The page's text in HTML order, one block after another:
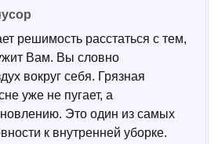
решимость расстаться с тем,
Вам. Вы словно
вокруг себя. Грязная
уже не пугает, а
Это один из самых
к внутренней уборке.